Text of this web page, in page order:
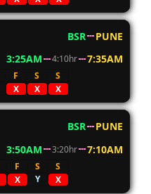
BSR
PUNE
3:25AM 4:10hr 7:35AM
F S
S
X X X
BSR
PUNE
3:50AM 3:20hr 7:10AM
F S
S
X Y X